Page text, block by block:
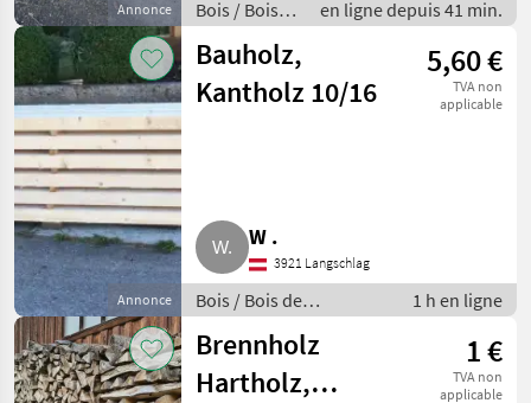
Annonce
Bois / Bois
de chauffage
/ bûches
fendues
en ligne depuis 41 min.
Annonce
Bauholz,
Kantholz 10/16
5,60 €
TVA non
applicable
W .
3921 Langschlag
Bois / Bois de
construction
1 h en ligne
Brennholz
Hartholz,
1 €
TVA non
applicable